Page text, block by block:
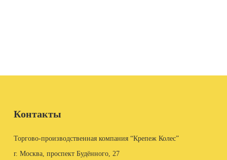
Контакты
Торгово-производственная компания “Крепеж Колес”
г. Москва, проспект Будённого, 27